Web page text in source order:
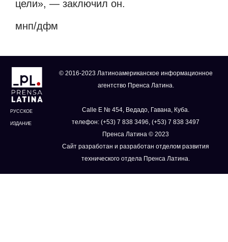
цели», — заключил он.
мнп/дфм
РУССКОЕ
ИЗДАНИЕ
© 2016-2023 Латиноамериканское информационное
агентство Пренса Латина.
Calle E № 454, Ведадо, Гавана, Куба.
телефон: (+53) 7 838 3496, (+53) 7 838 3497
Пренса Латина © 2023
Сайт разработан и разработан отделом развития
технического отдела Пренса Латина.